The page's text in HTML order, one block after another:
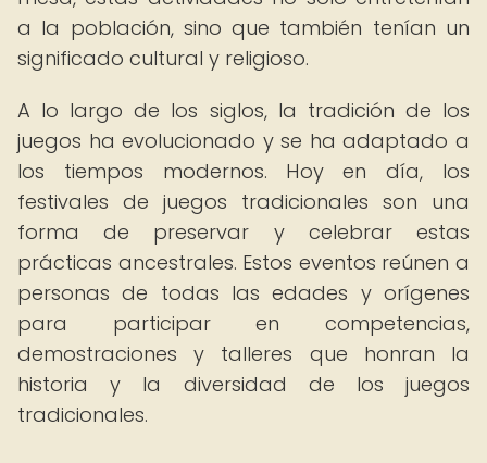
a la población, sino que también tenían un
significado cultural y religioso.
A lo largo de los siglos, la tradición de los
juegos ha evolucionado y se ha adaptado a
los tiempos modernos. Hoy en día, los
festivales de juegos tradicionales son una
forma de preservar y celebrar estas
prácticas ancestrales. Estos eventos reúnen a
personas de todas las edades y orígenes
para participar en competencias,
demostraciones y talleres que honran la
historia y la diversidad de los juegos
tradicionales.